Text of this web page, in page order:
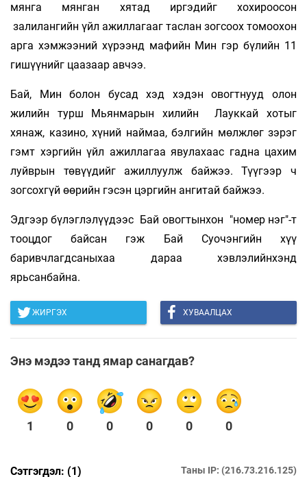
мянга мянган хятад иргэдийг хохироосон
залилангийн үйл ажиллагааг таслан зогсоох томоохон
арга хэмжээний хүрээнд мафийн Мин гэр бүлийн 11
гишүүнийг цаазаар авчээ.
Бай, Мин болон бусад хэд хэдэн овогтнууд олон
жилийн турш Мьянмарын хилийн Лауккай хотыг
хянаж, казино, хүний наймаа, бэлгийн мөлжлөг зэрэг
гэмт хэргийн үйл ажиллагаа явулахаас гадна цахим
луйврын төвүүдийг ажиллуулж байжээ. Түүгээр ч
зогсохгүй өөрийн гэсэн цэргийн ангитай байжээ.
Эдгээр бүлэглэлүүдээс Бай овогтынхон "номер нэг"-т
тооцдог байсан гэж Бай Суочэнгийн хүү
баривчлагдсаныхаа дараа хэвлэлийнхэнд
ярьсанбайна.
ЖИРГЭХ ХУВААЛЦАХ
Энэ мэдээ танд ямар санагдав?
1 0 0 0 0 0
Сэтгэгдэл: (1) Таны IP: (216.73.216.125)